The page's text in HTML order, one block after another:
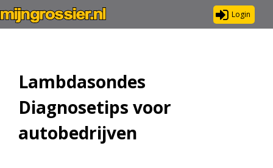
Login
Lambdasondes
Diagnosetips voor
autobedrijven